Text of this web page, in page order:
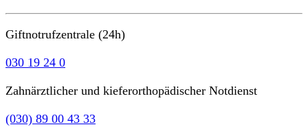
Giftnotrufzentrale (24h)
030 19 24 0
Zahnärztlicher und kieferorthopädischer Notdienst
(030) 89 00 43 33